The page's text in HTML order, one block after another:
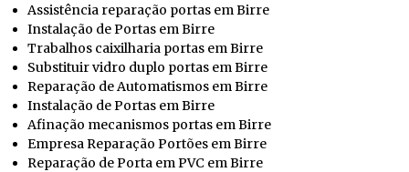
Assistência reparação portas em Birre
Instalação de Portas em Birre
Trabalhos caixilharia portas em Birre
Substituir vidro duplo portas em Birre
Reparação de Automatismos em Birre
Instalação de Portas em Birre
Afinação mecanismos portas em Birre
Empresa Reparação Portões em Birre
Reparação de Porta em PVC em Birre